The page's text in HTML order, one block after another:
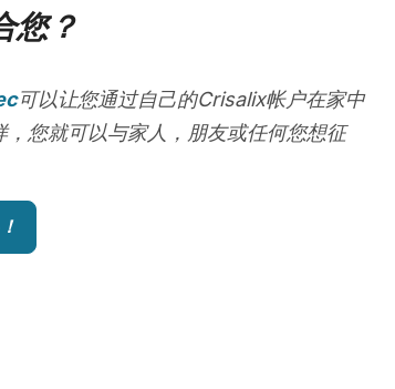
您？
可以让您通过自己的Crisalix帐户在家中
您就可以与家人，朋友或任何您想征